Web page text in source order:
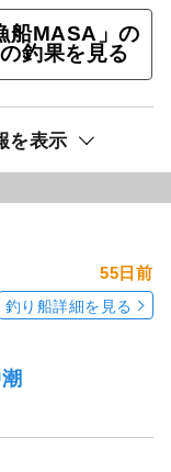
船MASA」の
釣果を見る
を表示
55日前
釣り船詳細を見る